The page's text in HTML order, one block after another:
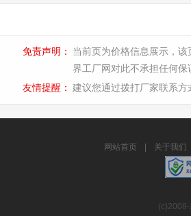
免责声明：
当前页为价格信息展示，
界工厂网对此不承担任何保
友情提醒： 建议您通过拨打厂家联系
网站首页 关于我们